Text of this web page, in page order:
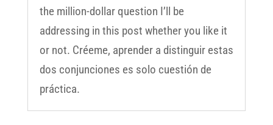
the million-dollar question I’ll be
addressing in this post whether you like it
or not. Créeme, aprender a distinguir estas
dos conjunciones es solo cuestión de
práctica.